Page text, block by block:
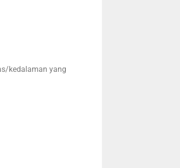
kedalaman yang